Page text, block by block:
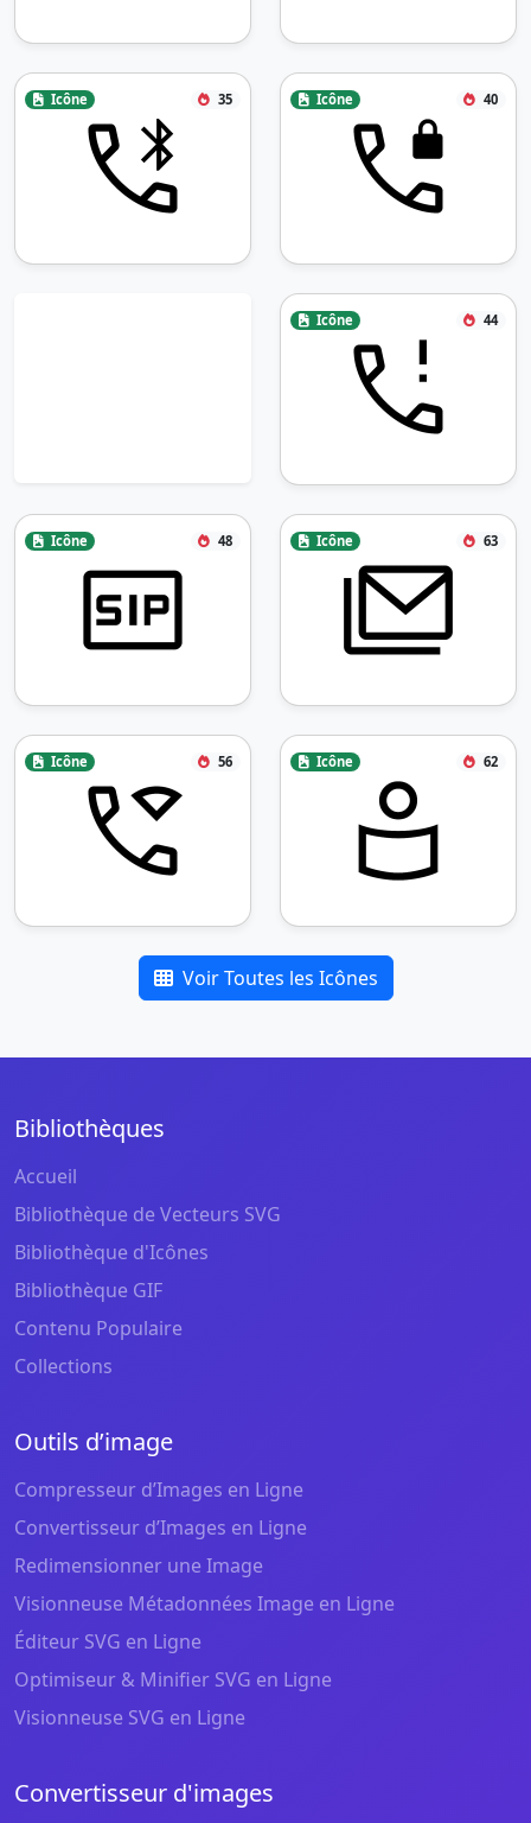
Icône 35 Icône 40
Icône 44
Icône 48 Icône 63
Icône 56 Icône 62
Voir Toutes les Icônes
Bibliothèques
Accueil
Bibliothèque de Vecteurs SVG
Bibliothèque d'Icônes
Bibliothèque GIF
Contenu Populaire
Collections
Outils d’image
Compresseur d’Images en Ligne
Convertisseur d’Images en Ligne
Redimensionner une Image
Visionneuse Métadonnées Image en Ligne
Éditeur SVG en Ligne
Optimiseur & Minifier SVG en Ligne
Visionneuse SVG en Ligne
Convertisseur d'images